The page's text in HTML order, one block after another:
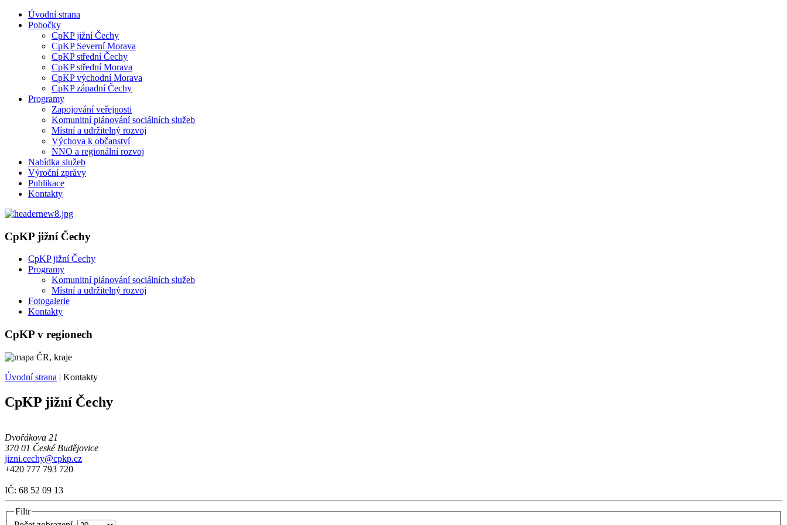
Úvodní strana
Pobočky
CpKP jižní Čechy
CpKP Severní Morava
CpKP střední Čechy
CpKP střední Morava
CpKP východní Morava
CpKP západní Čechy
Programy
Zapojování veřejnosti
Komunitní plánování sociálních služeb
Místní a udržitelný rozvoj
Výchova k občanství
NNO a regionální rozvoj
Nabídka služeb
Výroční zprávy
Publikace
Kontakty
CpKP jižní Čechy
CpKP jižní Čechy
Programy
Komunitní plánování sociálních služeb
Místní a udržitelný rozvoj
Fotogalerie
Kontakty
CpKP v regionech
Úvodní strana | Kontakty
CpKP jižní Čechy
Dvořákova 21
370 01 České Budějovice
jizni.cechy@cpkp.cz
+420 777 793 720
IČ: 68 52 09 13
Filtr